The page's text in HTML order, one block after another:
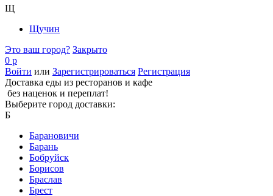
Щ
Щучин
Это ваш город? Закрыто
0 р
Войти или Зарегистрироваться Регистрация
Доставка еды из ресторанов и кафе
без наценок и переплат!
Выберите город доставки:
Б
Барановичи
Барань
Бобруйск
Борисов
Браслав
Брест